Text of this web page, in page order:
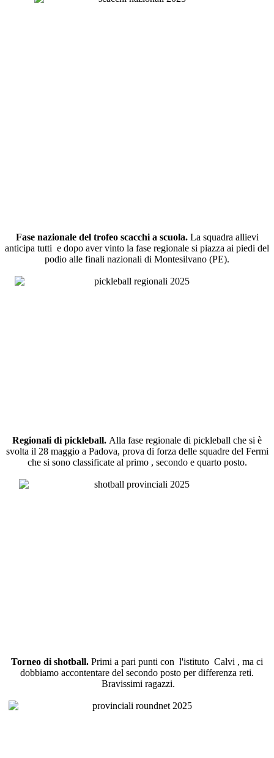
Fase nazionale del trofeo scacchi a scuola. La squadra allievi
anticipa tutti e dopo aver vinto la fase regionale si piazza ai piedi del
podio alle finali nazionali di Montesilvano (PE).
Regionali di pickleball. Alla fase regionale di pickleball che si è
svolta il 28 maggio a Padova, prova di forza delle squadre del Fermi
che si sono classificate al primo , secondo e quarto posto.
Torneo di shotball. Primi a pari punti con l'istituto Calvi , ma ci
dobbiamo accontentare del secondo posto per differenza reti.
Bravissimi ragazzi.